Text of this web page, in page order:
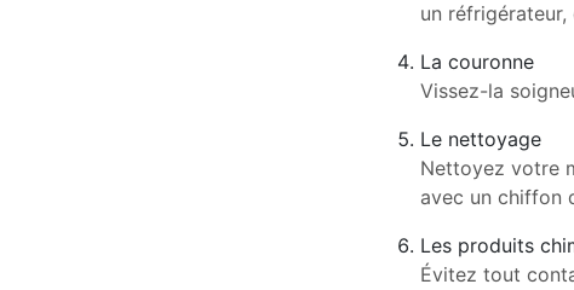
un
La couronne
Vissez-la
Le nettoyage
Nettoyez votre
avec un chiffon
Les produits
Évitez tout